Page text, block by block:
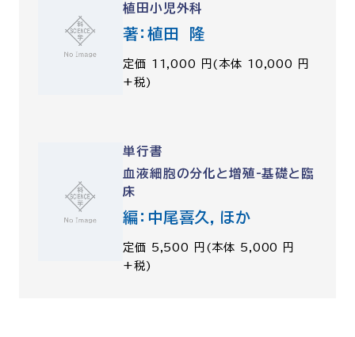
植田小児外科
著：植田 隆
定価 11,000 円(本体 10,000 円
+税)
単行書
血液細胞の分化と増殖-基礎と臨
床
編：中尾喜久，ほか
定価 5,500 円(本体 5,000 円
+税)